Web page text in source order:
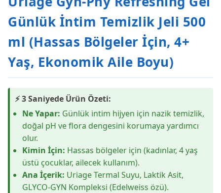
Günlük İntim Temizlik Jeli 500
ml (Hassas Bölgeler İçin, 4+
Yaş, Ekonomik Aile Boyu)
⚡ 3 Saniyede Ürün Özeti:
Ne Yapar: Günlük intim hijyen için nazik temizlik,
doğal pH ve flora dengesini korumaya yardımcı
olur.
Kimin İçin: Hassas bölgeler için (kadınlar, 4 yaş
üstü çocuklar, ailecek kullanım).
Ana İçerik: Uriage Termal Suyu, Laktik Asit,
GLYCO-GYN Kompleksi (Edelweiss özü).